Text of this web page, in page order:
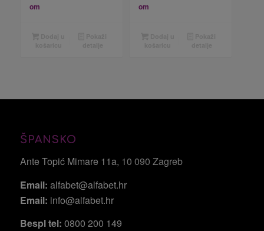
om
om
ŠPANSKO
Ante Topić Mimare 11a, 10 090 Zagreb
Email: alfabet@alfabet.hr
Email: info@alfabet.hr
Bespl tel: 0800 200 149